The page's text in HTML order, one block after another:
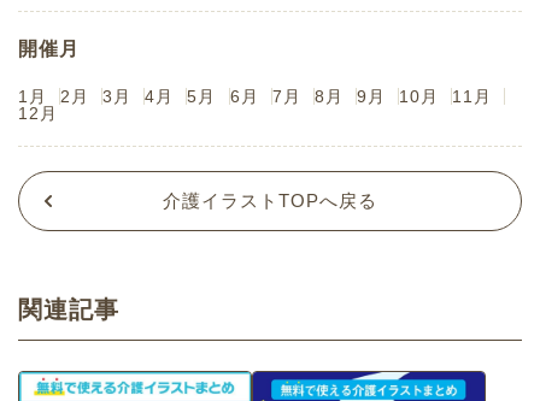
開催月
1月 2月 3月 4月 5月 6月 7月 8月 9月 10月
11月
12月
介護イラストTOPへ戻る
関連記事